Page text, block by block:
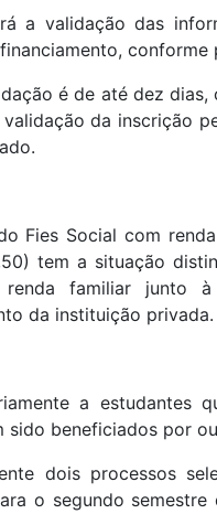
a validação das
é de até dez
da inscrição
Fies Social com
tem a situação
familiar junto à
da instituição privada.
a estudantes
sido beneficiados por
dois processos
o segundo